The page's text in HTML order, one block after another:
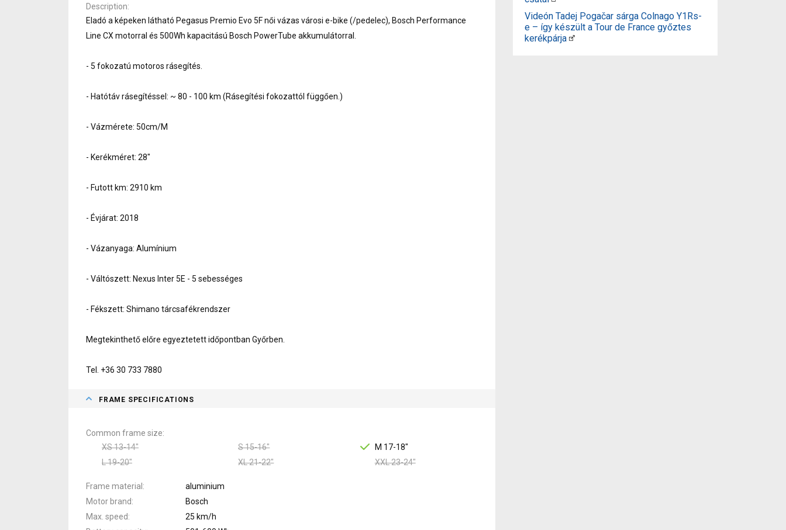
Videón Tadej Pogačar sárga Colnago Y1Rs-
e – így készült a Tour de France győztes
kerékpárja
Description
Eladó a képeken látható Pegasus Premio Evo 5F női vázas városi e-bike (/pedelec), Bosch Performance
Line CX motorral és 500Wh kapacitású Bosch PowerTube akkumulátorral.
- 5 fokozatú motoros rásegítés.
- Hatótáv rásegítéssel: ~ 80 - 100 km (Rásegítési fokozattól függően.)
- Vázmérete: 50cm/M
- Kerékméret: 28"
- Futott km: 2910 km
- Évjárat: 2018
- Vázanyaga: Alumínium
- Váltószett: Nexus Inter 5E - 5 sebességes
- Fékszett: Shimano tárcsafékrendszer
Megtekinthető előre egyeztetett időpontban Győrben.
Tel. +36 30 733 7880
FRAME SPECIFICATIONS
Common frame size
XS 13-14"
S 15-16"
M 17-18"
L 19-20"
XL 21-22" XXL 23-24"
Frame material
aluminium
Motor brand
Bosch
Max. speed
25 km/h